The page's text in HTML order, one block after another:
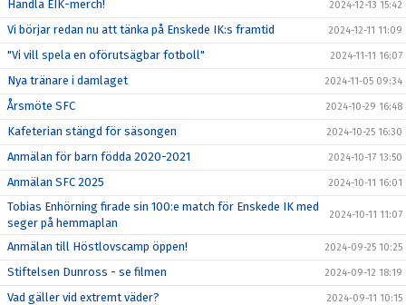
Handla EIK-merch! 2024-12-13 15:42
Vi börjar redan nu att tänka på Enskede IK:s framtid 2024-12-11 11:09
"Vi vill spela en oförutsägbar fotboll" 2024-11-11 16:07
Nya tränare i damlaget 2024-11-05 09:34
Årsmöte SFC 2024-10-29 16:48
Kafeterian stängd för säsongen 2024-10-25 16:30
Anmälan för barn födda 2020-2021 2024-10-17 13:50
Anmälan SFC 2025 2024-10-11 16:01
Tobias Enhörning firade sin 100:e match för Enskede IK med
seger på hemmaplan
2024-10-11 11:07
Anmälan till Höstlovscamp öppen! 2024-09-25 10:25
Stiftelsen Dunross - se filmen 2024-09-12 18:19
Vad gäller vid extremt väder? 2024-09-11 10:15